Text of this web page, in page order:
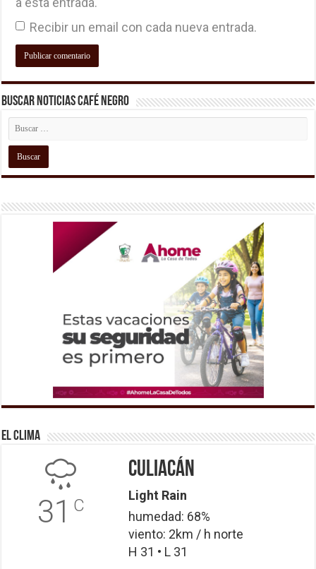
Recibir un email con cada nueva entrada.
Buscar Noticias Café Negro
El Clima
31 C
Culiacán
Light Rain
humedad: 68%
viento: 2km / h norte
H 31 • L 31